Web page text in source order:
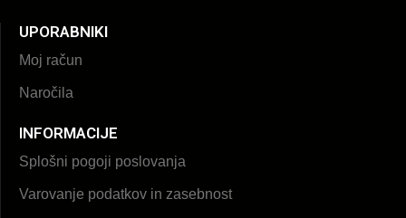
UPORABNIKI
Moj račun
Naročila
INFORMACIJE
Splošni pogoji poslovanja
Varovanje podatkov in zasebnost